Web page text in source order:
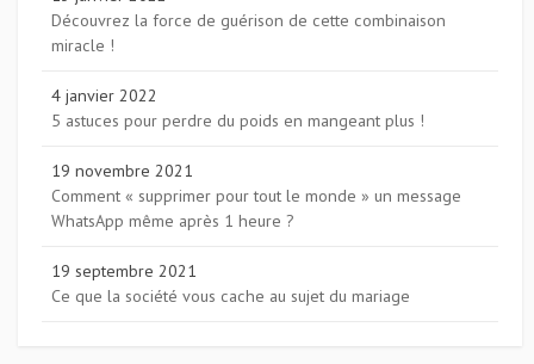
Découvrez la force de guérison de cette combinaison
miracle !
4 janvier 2022
5 astuces pour perdre du poids en mangeant plus !
19 novembre 2021
Comment « supprimer pour tout le monde » un message
WhatsApp même après 1 heure ?
19 septembre 2021
Ce que la société vous cache au sujet du mariage